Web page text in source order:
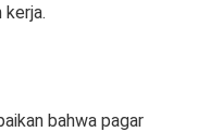
kerja.
bahwa pagar